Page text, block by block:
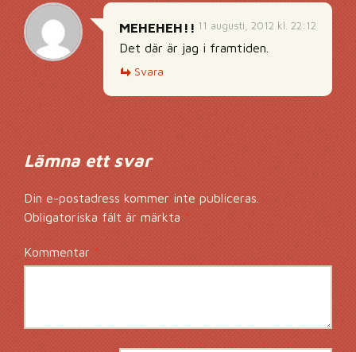
11 augusti, 2012 kl. 22:12
MEHEHEH!!
Det där är jag i framtiden.
Svara
Lämna ett svar
Din e-postadress kommer inte publiceras.
Obligatoriska fält är märkta*
Kommentar*